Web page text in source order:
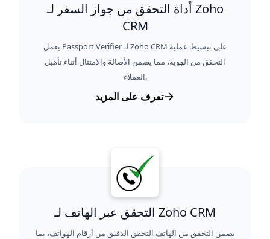
أداة التحقق من جواز السفر لـ Zoho
CRM
يعمل Passport Verifier لـ Zoho CRM على تبسيط عملية
التحقق من الهوية، مما يضمن الأصالة والامتثال أثناء تأهيل
العملاء.
تعرف على المزيد
التحقق عبر الهاتف لـ Zoho CRM
يضمن التحقق من الهاتف التحقق الدقيق من أرقام الهواتف، بما